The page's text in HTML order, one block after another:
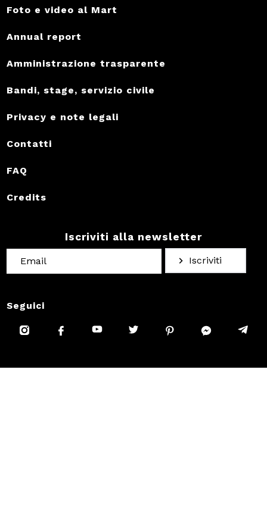
Foto e video al Mart
Annual report
Amministrazione trasparente
Bandi, stage, servizio civile
Privacy e note legali
Contatti
FAQ
Credits
Iscriviti alla newsletter
Iscriviti
Seguici